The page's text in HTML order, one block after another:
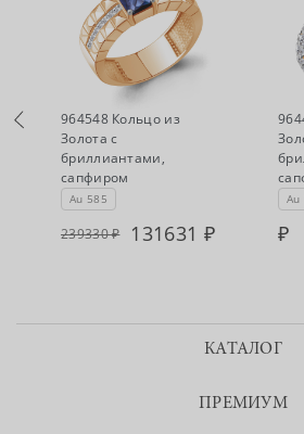
Есть в наличии
964548 Кольцо из
Золота с
бриллиантами,
сапфиром
Au 585
239330 131631
Au
КАТАЛОГ
ПРЕМИУМ